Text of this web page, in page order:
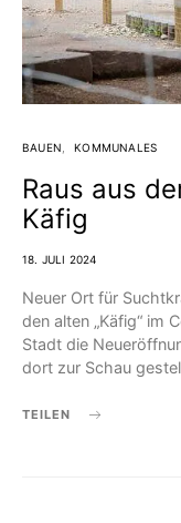
BAUEN KOMMUNALES
Raus aus
Käfig
18. JULI 2024
Neuer Ort für
den alten „Käfig“ im
Stadt die
dort zur Schau
TEILEN